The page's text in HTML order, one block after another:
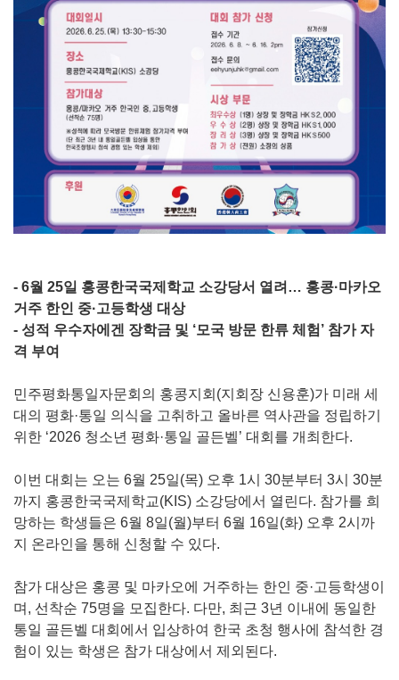
- 6월 25일 홍콩한국국제학교 소강당서 열려… 홍콩·마카오
거주 한인 중·고등학생 대상
- 성적 우수자에겐 장학금 및 ‘모국 방문 한류 체험’ 참가 자
격 부여
민주평화통일자문회의 홍콩지회(지회장 신용훈)가 미래 세
대의 평화·통일 의식을 고취하고 올바른 역사관을 정립하기
위한 ‘2026 청소년 평화·통일 골든벨’ 대회를 개최한다.
이번 대회는 오는 6월 25일(목) 오후 1시 30분부터 3시 30분
까지 홍콩한국국제학교(KIS) 소강당에서 열린다. 참가를 희
망하는 학생들은 6월 8일(월)부터 6월 16일(화) 오후 2시까
지 온라인을 통해 신청할 수 있다.
참가 대상은 홍콩 및 마카오에 거주하는 한인 중·고등학생이
며, 선착순 75명을 모집한다. 다만, 최근 3년 이내에 동일한
통일 골든벨 대회에서 입상하여 한국 초청 행사에 참석한 경
험이 있는 학생은 참가 대상에서 제외된다.